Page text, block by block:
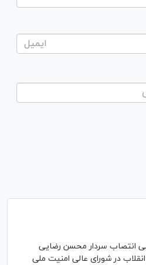
انتصاب سردار محسن رضایی
انقلاب در شورای عالی امنیت ملی